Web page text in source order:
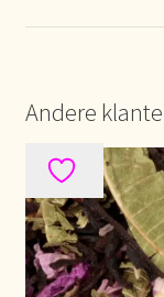
Meertaligheid
Mehrsprachigkeit
Mentions légales
Mijn account
Andere